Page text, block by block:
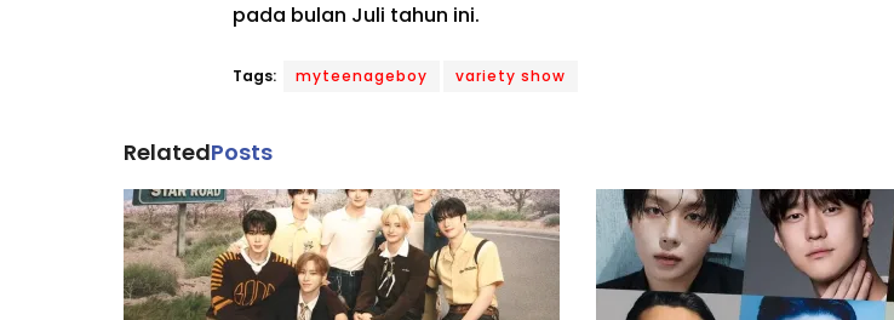
pada bulan Juli tahun ini.
Tags: myteenageboy variety show
RelatedPosts